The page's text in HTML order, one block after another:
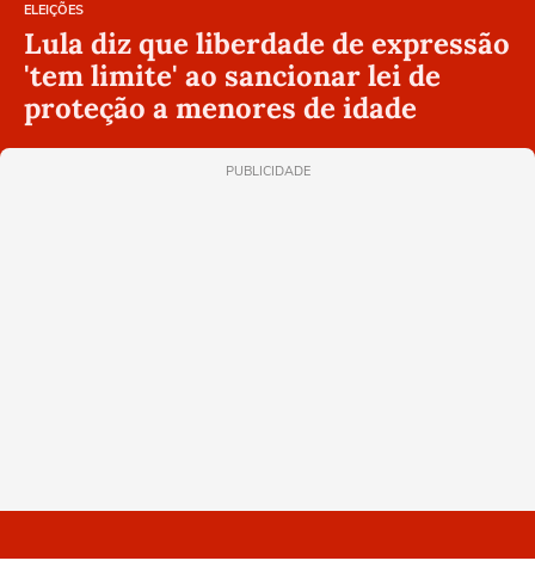
ELEIÇÕES
Lula diz que liberdade de expressão
'tem limite' ao sancionar lei de
proteção a menores de idade
PUBLICIDADE